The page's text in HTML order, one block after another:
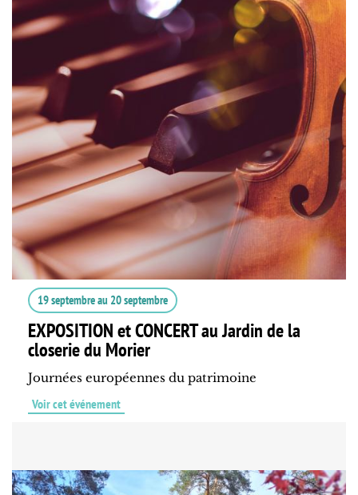
19 septembreau 20 septembre
EXPOSITION et CONCERT au Jardin de la
closerie du Morier
Journées européennes du patrimoine
Voir cet événement